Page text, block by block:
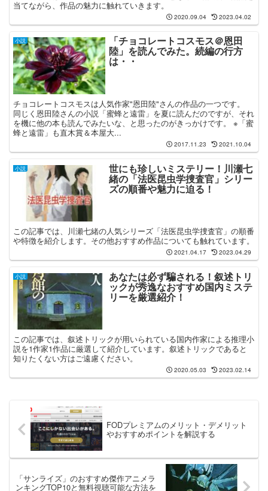
当てながら、作品の魅力に触れていきます。
2020.09.04 2023.04.02
小説 「チョコレートコスモス＠恩田
陸」を読んでみた。続編の行方
は・・
チョコレートコスモスは人気作家"恩田陸"さんの作品の一つです。
同じく恩田陸さんの小説「蜜蜂と遠雷」を夏に読んだのですが、それ
を機に他の本も読んでみたいな、と思ったのがきっかけです。 ※「蜜
蜂と遠雷」も直木賞＆本屋大...
2017.11.23 2021.10.04
小説 世にも珍しいミステリー！川瀬七
緒の「法医昆虫学捜査官」シリー
ズの順番や魅力に迫る！
この記事では、川瀬七緒の人気シリーズ「法医昆虫学捜査官」の順番
や特徴を紹介します。その他おすすめ作品についても触れています。
2021.04.17 2023.04.29
小説 あなたは必ず騙される！叙述トリ
ックが秀逸なおすすめ国内ミステ
リーを厳選紹介！
この記事では、叙述トリックが用いられている国内作家による推理小
説を1作家1作品に厳選して紹介しています。叙述トリックであると
知りたくない方はご遠慮ください。
2020.05.03 2023.02.14
FODプレミアムのメリット・デメリット
やおすすめポイントを解説する
「サンライズ」のおすすめ傑作アニメラ
ンキングTOP10と無料視聴可能な方法を